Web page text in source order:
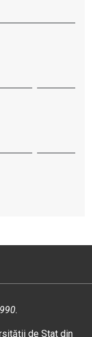
de Stat din